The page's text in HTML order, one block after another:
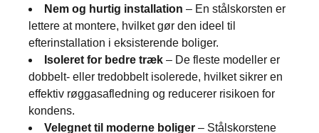
Nem og hurtig installation – En stålskorsten er
lettere at montere, hvilket gør den ideel til
efterinstallation i eksisterende boliger.
Isoleret for bedre træk – De fleste modeller er
dobbelt- eller tredobbelt isolerede, hvilket sikrer en
effektiv røggasafledning og reducerer risikoen for
kondens.
Velegnet til moderne boliger – Stålskorstene